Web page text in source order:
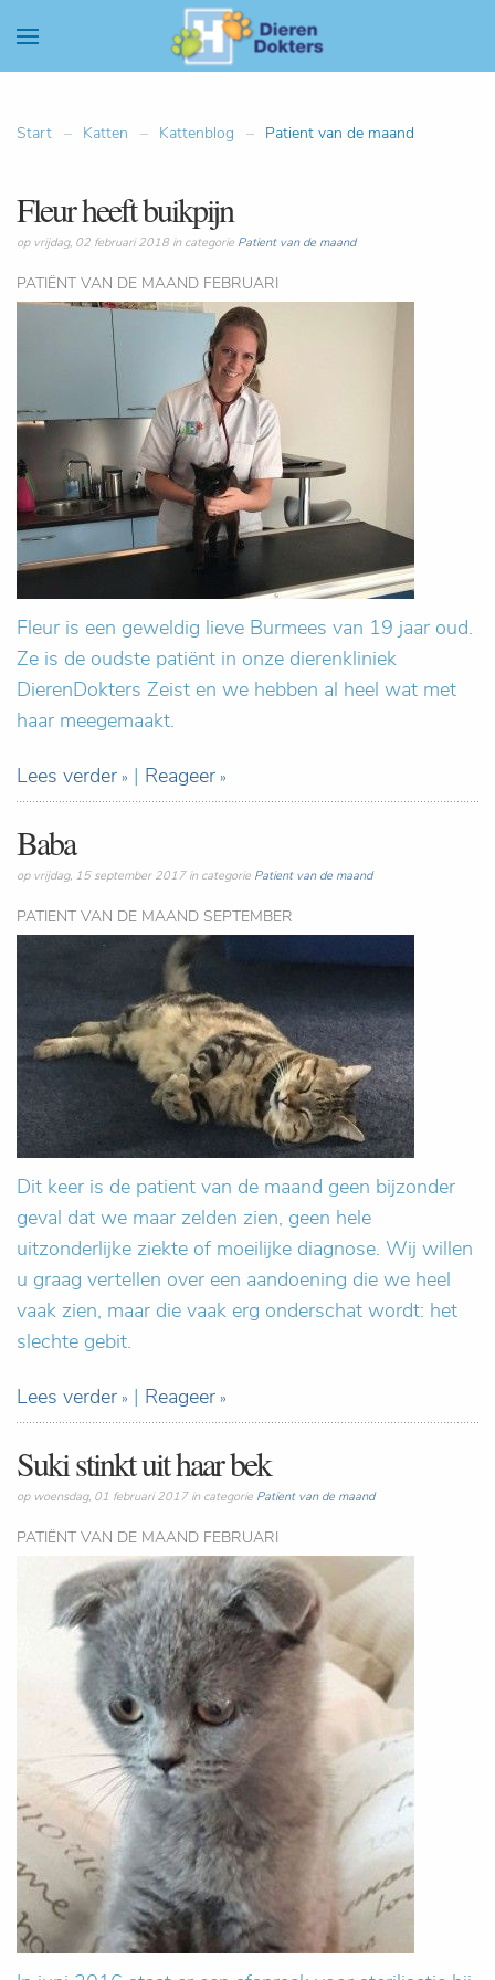
Start Katten Kattenblog Patient van de maand
Fleur heeft buikpijn
op vrijdag, 02 februari 2018 in categorie Patient van de maand
PATIËNT VAN DE MAAND FEBRUARI
Fleur is een geweldig lieve Burmees van 19 jaar oud.
Ze is de oudste patiënt in onze dierenkliniek
DierenDokters Zeist en we hebben al heel wat met
haar meegemaakt.
Lees verder | Reageer
Baba
op vrijdag, 15 september 2017 in categorie Patient van de maand
PATIENT VAN DE MAAND SEPTEMBER
Dit keer is de patient van de maand geen bijzonder
geval dat we maar zelden zien, geen hele
uitzonderlijke ziekte of moeilijke diagnose. Wij willen
u graag vertellen over een aandoening die we heel
vaak zien, maar die vaak erg onderschat wordt: het
slechte gebit.
Lees verder | Reageer
Suki stinkt uit haar bek
op woensdag, 01 februari 2017 in categorie Patient van de maand
PATIËNT VAN DE MAAND FEBRUARI